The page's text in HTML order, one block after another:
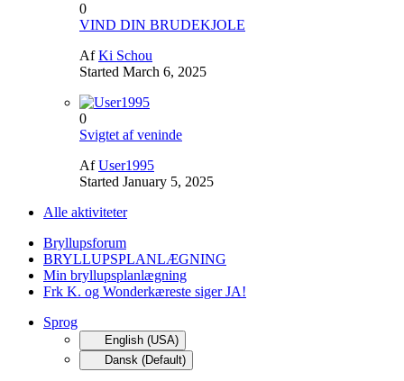
0
VIND DIN BRUDEKJOLE
AfKi Schou
Started March 6, 2025
0
Svigtet af veninde
AfUser1995
Started January 5, 2025
Alle aktiviteter
Bryllupsforum
BRYLLUPSPLANLÆGNING
Min bryllupsplanlægning
Frk K. og Wonderkæreste siger JA!
Sprog
English (USA)
Dansk (Default)